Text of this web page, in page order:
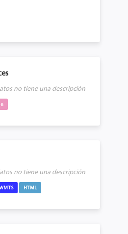
no tiene una descripción
no tiene una descripción
HTML